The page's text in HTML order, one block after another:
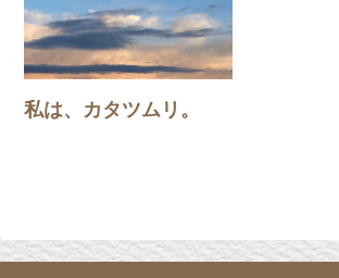
私は、カタツムリ。